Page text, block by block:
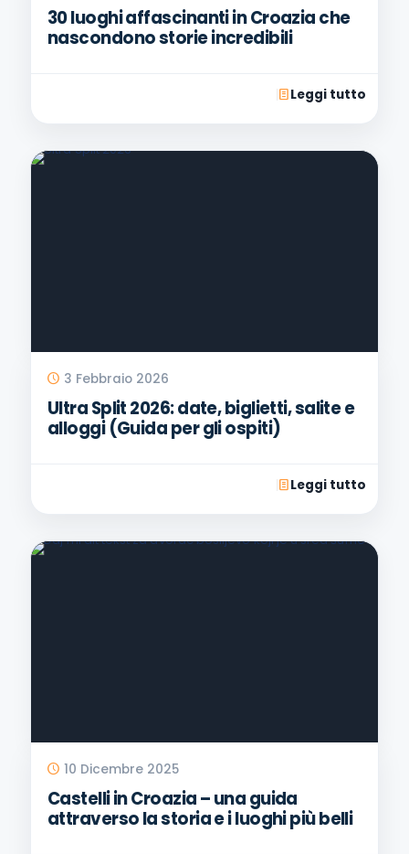
30 luoghi affascinanti in Croazia che
nascondono storie incredibili
Leggi tutto
3 Febbraio 2026
Ultra Split 2026: date, biglietti, salite e
alloggi (Guida per gli ospiti)
Leggi tutto
10 Dicembre 2025
Castelli in Croazia – una guida
attraverso la storia e i luoghi più belli